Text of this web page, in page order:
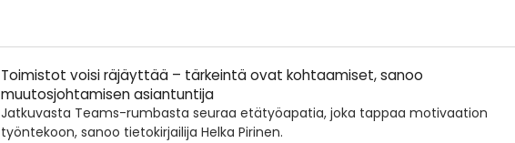
Toimistot voisi räjäyttää – tärkeintä ovat kohtaamiset, sanoo
muutosjohtamisen asiantuntija
Jatkuvasta Teams-rumbasta seuraa etätyöapatia, joka tappaa motivaation
työntekoon, sanoo tietokirjailija Helka Pirinen.